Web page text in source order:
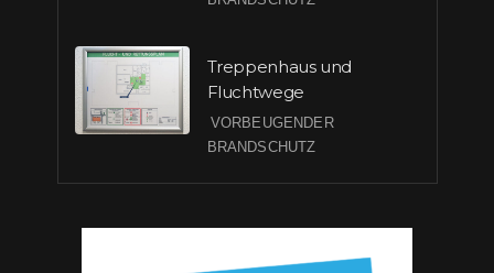
Treppenhaus und
Fluchtwege
VORBEUGENDER
BRANDSCHUTZ